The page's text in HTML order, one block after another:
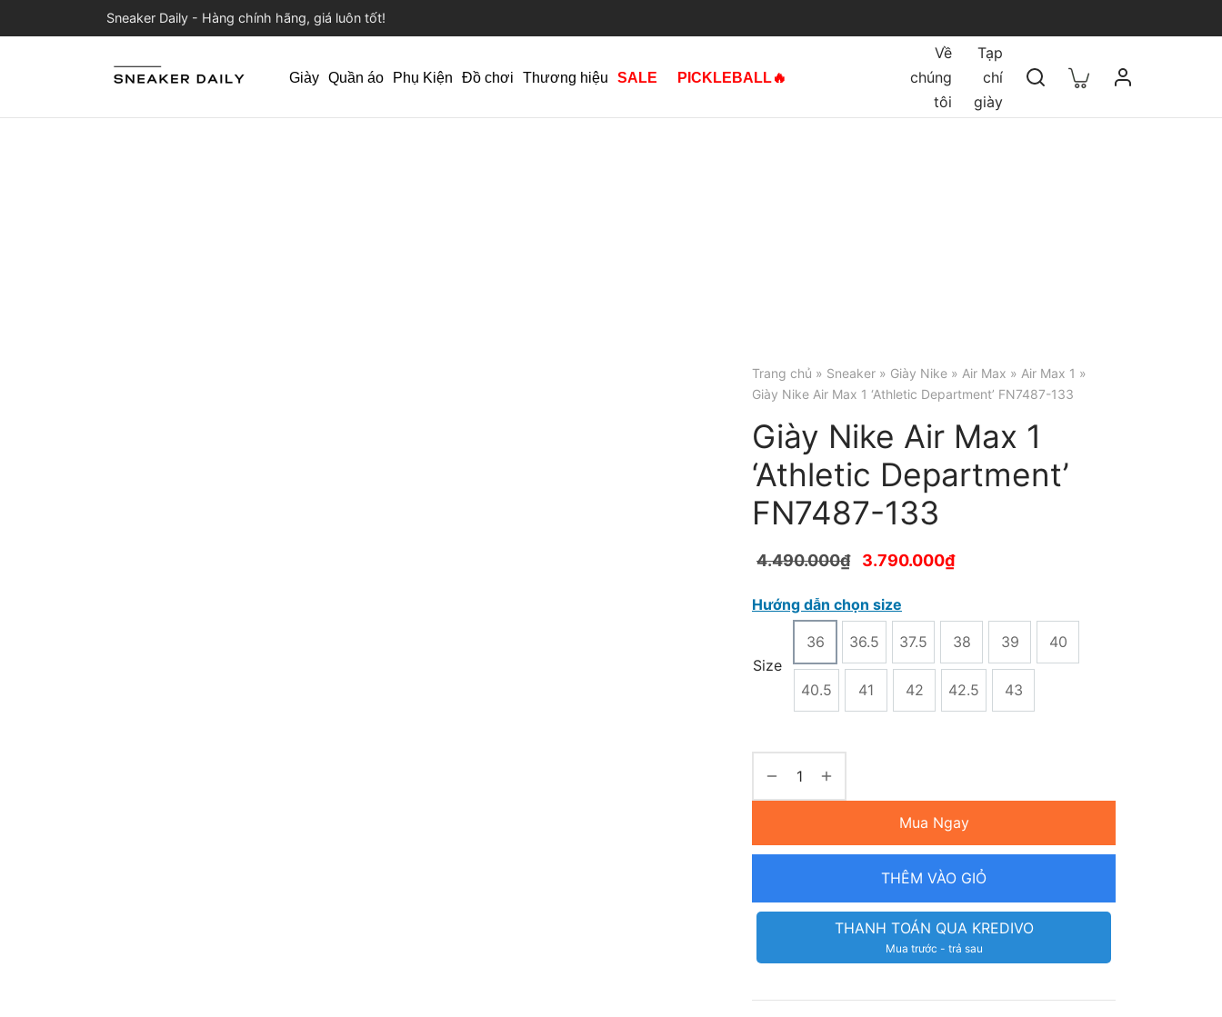
Sneaker Daily - Hàng chính hãng, giá luôn tốt!
Giày Quần áo Phụ Kiện Đồ chơi Thương hiệu SALE PICKLEBALL🔥
Về
chúng
tôi
Tạp
chí
giày
Trang chủ » Sneaker » Giày Nike » Air Max » Air Max 1 »
Giày Nike Air Max 1 ‘Athletic Department’ FN7487-133
Giày Nike Air Max 1
‘Athletic Department’
FN7487-133
4.490.000₫ 3.790.000₫
Hướng dẫn chọn size
Size
36 36.5 37.5 38 39 40
40.5 41 42 42.5 43
Mua Ngay
THÊM VÀO GIỎ
THANH TOÁN QUA KREDIVO
Mua trước - trả sau